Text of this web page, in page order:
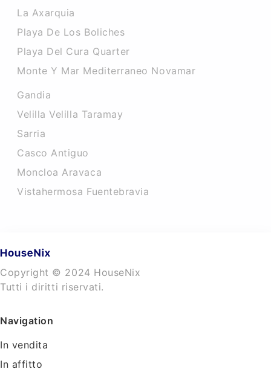
La Axarquia
Playa De Los Boliches
Playa Del Cura Quarter
Monte Y Mar Mediterraneo Novamar
Gandia
Velilla Velilla Taramay
Sarria
Casco Antiguo
Moncloa Aravaca
Vistahermosa Fuentebravia
Copyright © 2024 HouseNix
Tutti i diritti riservati.
Navigation
In vendita
In affitto